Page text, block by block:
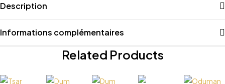
Description
Informations complémentaires
Related Products